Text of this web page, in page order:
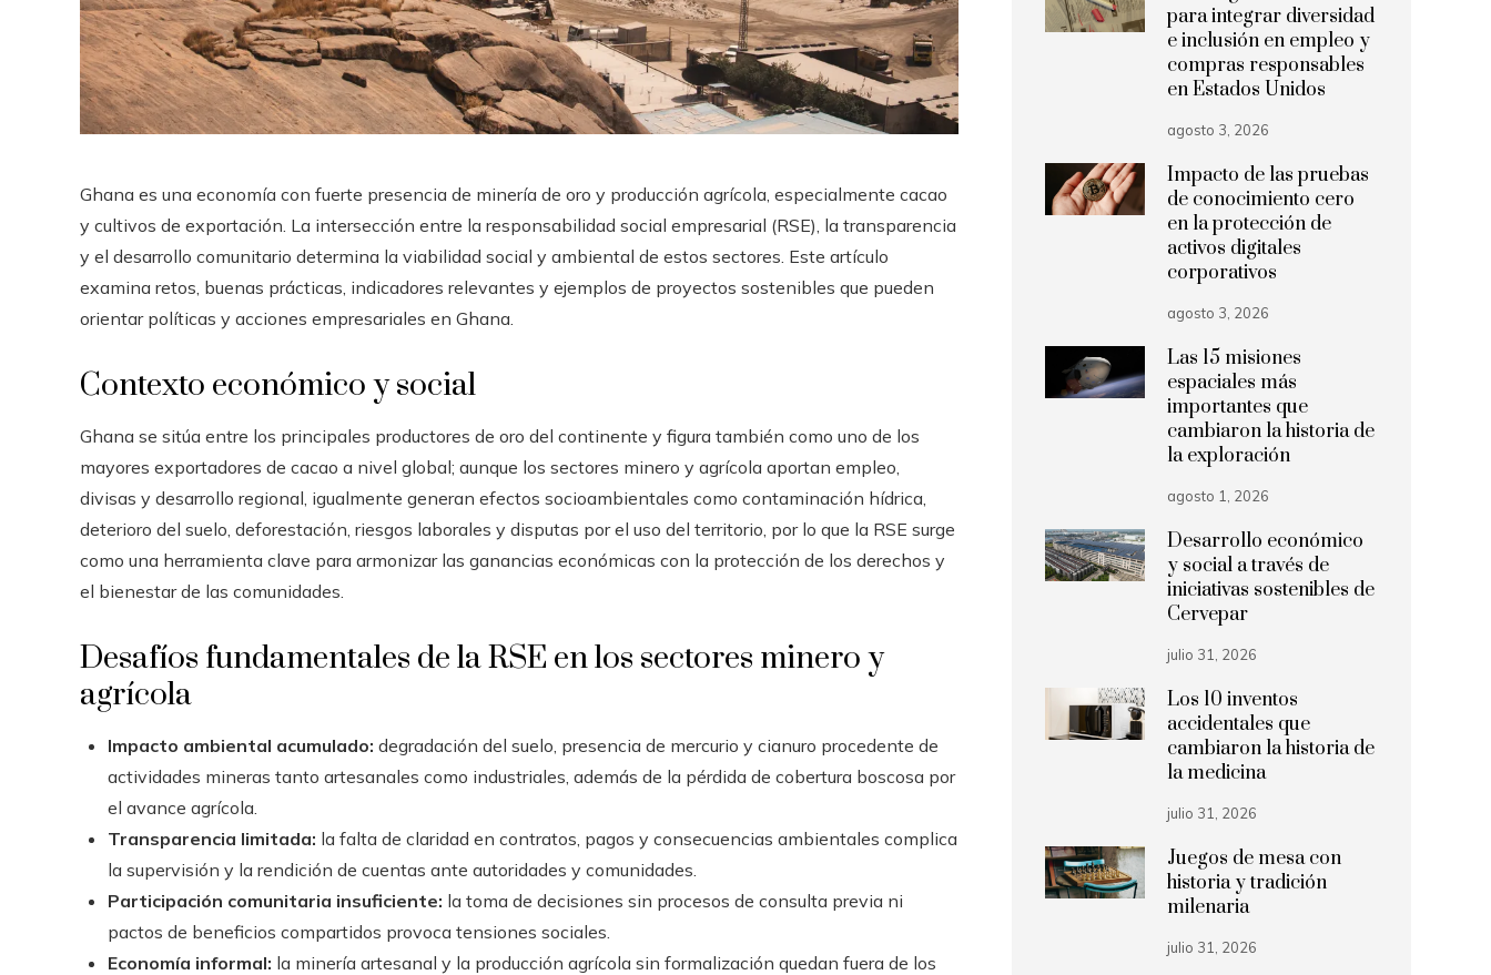
Ghana es una economía con fuerte presencia de minería de oro y producción agrícola, especialmente cacao
y cultivos de exportación. La intersección entre la responsabilidad social empresarial (RSE), la transparencia
y el desarrollo comunitario determina la viabilidad social y ambiental de estos sectores. Este artículo
examina retos, buenas prácticas, indicadores relevantes y ejemplos de proyectos sostenibles que pueden
orientar políticas y acciones empresariales en Ghana.
Contexto económico y social
Ghana se sitúa entre los principales productores de oro del continente y figura también como uno de los
mayores exportadores de cacao a nivel global; aunque los sectores minero y agrícola aportan empleo,
divisas y desarrollo regional, igualmente generan efectos socioambientales como contaminación hídrica,
deterioro del suelo, deforestación, riesgos laborales y disputas por el uso del territorio, por lo que la RSE surge
como una herramienta clave para armonizar las ganancias económicas con la protección de los derechos y
el bienestar de las comunidades.
Desafíos fundamentales de la RSE en los sectores minero y
agrícola
Impacto ambiental acumulado: degradación del suelo, presencia de mercurio y cianuro procedente de
actividades mineras tanto artesanales como industriales, además de la pérdida de cobertura boscosa por
el avance agrícola.
Transparencia limitada: la falta de claridad en contratos, pagos y consecuencias ambientales complica
la supervisión y la rendición de cuentas ante autoridades y comunidades.
Participación comunitaria insuficiente: la toma de decisiones sin procesos de consulta previa ni
pactos de beneficios compartidos provoca tensiones sociales.
Economía informal: la minería artesanal y la producción agrícola sin formalización quedan fuera de los
para integrar diversidad
e inclusión en empleo y
compras responsables
en Estados Unidos
agosto 3, 2026
Impacto de las pruebas
de conocimiento cero
en la protección de
activos digitales
corporativos
agosto 3, 2026
Las 15 misiones
espaciales más
importantes que
cambiaron la historia de
la exploración
agosto 1, 2026
Desarrollo económico
y social a través de
iniciativas sostenibles de
Cervepar
julio 31, 2026
Los 10 inventos
accidentales que
cambiaron la historia de
la medicina
julio 31, 2026
Juegos de mesa con
historia y tradición
milenaria
julio 31, 2026